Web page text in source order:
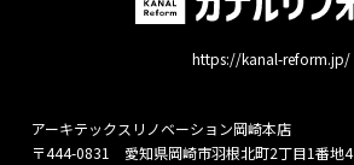
https://kanal-reform.jp/
アーキテックスリノベーション岡崎本店
〒444-0831 愛知県岡崎市羽根北町2丁目1番地4